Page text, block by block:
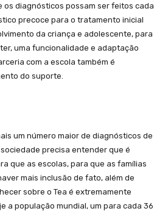
os diagnósticos possam ser feitos cada
precoce para o tratamento inicial
da criança e adolescente, para
uma funcionalidade e adaptação
com a escola também é
do suporte.
um número maior de diagnósticos de
precisa entender que é
que as escolas, para que as famílias
mais inclusão de fato, além de
sobre o Tea é extremamente
a população mundial, um para cada 36